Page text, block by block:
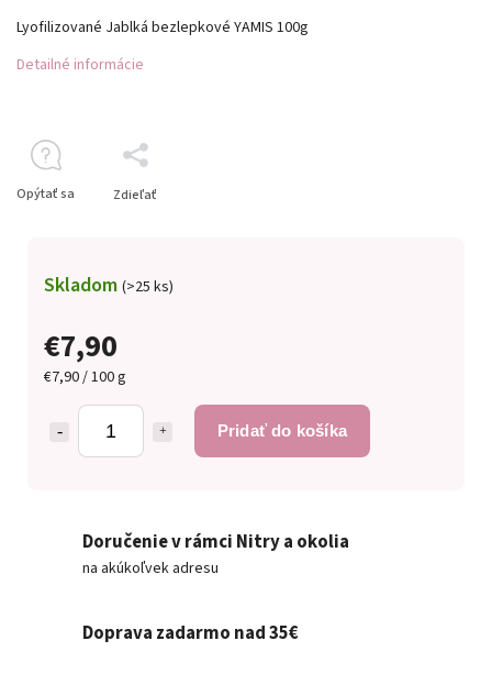
€7,90
€7,90 / 100 g
Pridať do košíka
Skladom (>25 ks)
Lyofilizované Jablká bezlepkové YAMIS 100g
Detailné informácie
Opýtať sa Zdieľať
Doručenie v rámci Nitry a okolia
na akúkoľvek adresu
Doprava zadarmo nad 35€